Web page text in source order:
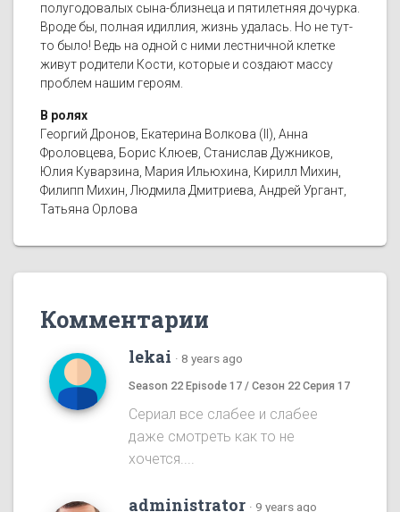
полугодовалых сына-близнеца и пятилетняя дочурка.
Вроде бы, полная идиллия, жизнь удалась. Но не тут-
то было! Ведь на одной с ними лестничной клетке
живут родители Кости, которые и создают массу
проблем нашим героям.
В ролях
Георгий Дронов, Екатерина Волкова (II), Анна
Фроловцева, Борис Клюев, Станислав Дужников,
Юлия Куварзина, Мария Ильюхина, Кирилл Михин,
Филипп Михин, Людмила Дмитриева, Андрей Ургант,
Татьяна Орлова
Комментарии
lekai · 8 years ago
Season 22 Episode 17 / Сезон 22 Серия 17
Сериал все слабее и слабее
даже смотреть как то не
хочется....
administrator · 9 years ago